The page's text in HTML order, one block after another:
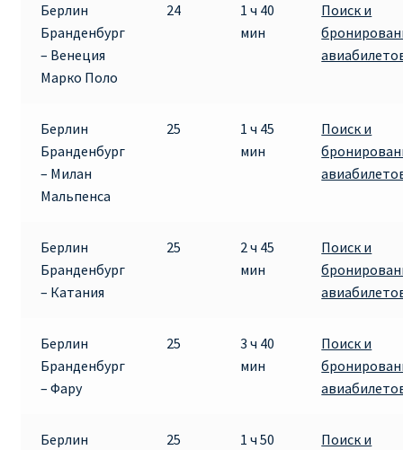
ПРИЛОЖЕНИЕ RYANAIR НА РУССКОМ
ПРОВОЗ БАГАЖА RYANAIR – ПРАВИЛА
РАЙАНЭЙР НА РУССКОМ | КНФТФШК
РЕГИСТРАЦИЯ НА РЕЙС RYANAIR
Рим
Райнэйр на русском
Берлин
Бранденбург
– Венеция
Марко Поло
24
1 ч 40
мин
Поиск и
Берлин
Бранденбург
– Милан
Мальпенса
25
1 ч 45
мин
Поиск и
Берлин
Бранденбург
– Катания
25
2 ч 45
мин
Поиск и
Берлин
Бранденбург
– Фару
25
3 ч 40
мин
Поиск и
Берлин
25
1 ч 50
Поиск и